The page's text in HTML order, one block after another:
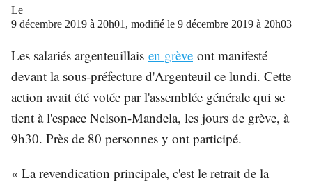
Le
9 décembre 2019 à 20h01, modifié le 9 décembre 2019 à 20h03
Les salariés argenteuillais en grève ont manifesté
devant la sous-préfecture d'Argenteuil ce lundi. Cette
action avait été votée par l'assemblée générale qui se
tient à l'espace Nelson-Mandela, les jours de grève, à
9h30. Près de 80 personnes y ont participé.
« La revendication principale, c'est le retrait de la